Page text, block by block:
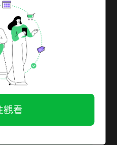
看更多
/註冊會員
完整教學
意機會
，馬上應用！
立即解鎖
觀看